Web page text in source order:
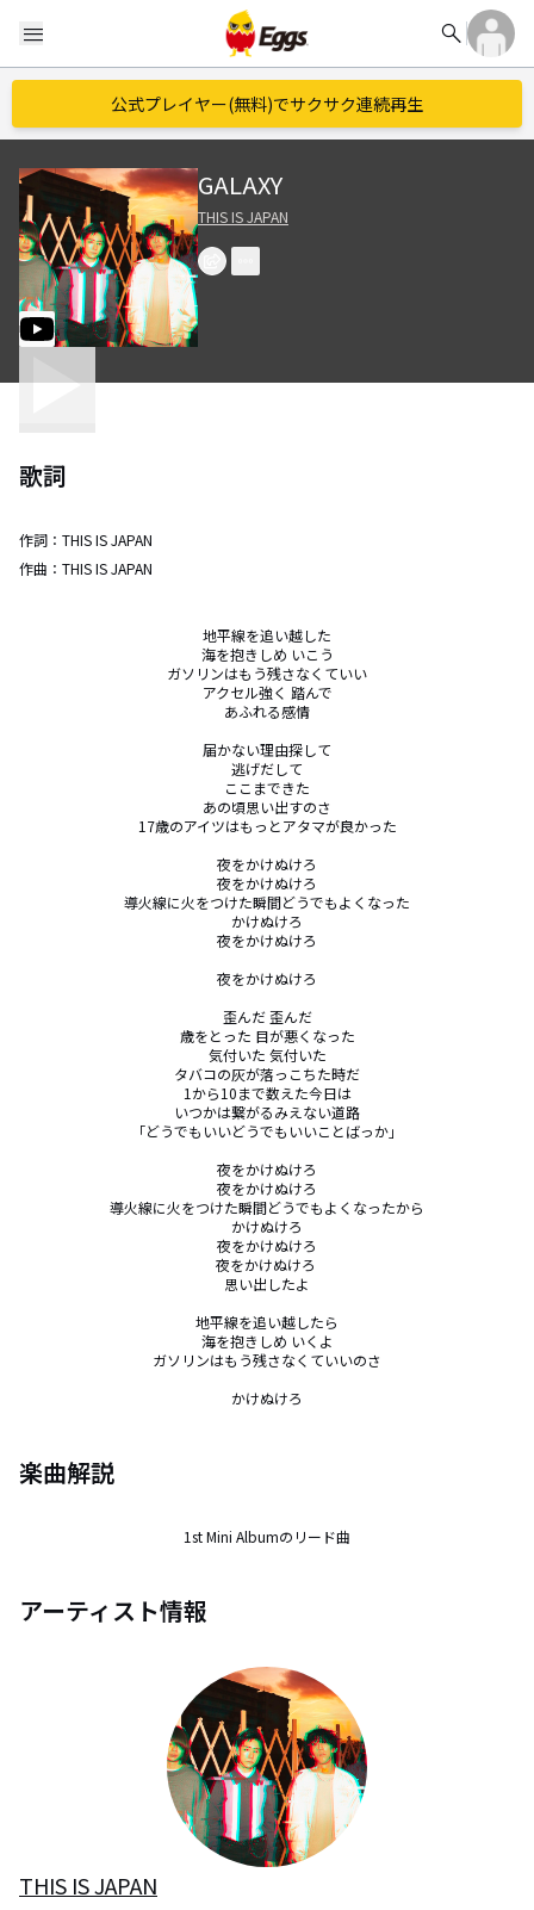
menu search
公式プレイヤー(無料)でサクサク連続再生
GALAXY
THIS IS JAPAN
歌詞
作詞： THIS IS JAPAN
作曲： THIS IS JAPAN
地平線を追い越した
海を抱きしめ いこう
ガソリンはもう残さなくていい
アクセル強く 踏んで
あふれる感情
届かない理由探して
逃げだして
ここまできた
あの頃思い出すのさ
17歳のアイツはもっとアタマが良かった
夜をかけぬけろ
夜をかけぬけろ
導火線に火をつけた瞬間どうでもよくなった
かけぬけろ
夜をかけぬけろ
夜をかけぬけろ
歪んだ 歪んだ
歳をとった 目が悪くなった
気付いた 気付いた
タバコの灰が落っこちた時だ
1から10まで数えた今日は
いつかは繋がるみえない道路
「どうでもいいどうでもいいことばっか」
夜をかけぬけろ
夜をかけぬけろ
導火線に火をつけた瞬間どうでもよくなったから
かけぬけろ
夜をかけぬけろ
夜をかけぬけろ
思い出したよ
地平線を追い越したら
海を抱きしめ いくよ
ガソリンはもう残さなくていいのさ
かけぬけろ
楽曲解説
1st Mini Albumのリード曲
アーティスト情報
THIS IS JAPAN